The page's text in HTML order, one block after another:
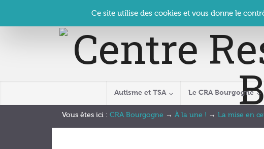
Contact Se connecter | CRA Bourgogne – Le Clos
Autisme et TSA Le CRA Bourgogne
Vous êtes ici : CRA Bourgogne → À la une ! → La mise en
Ce site utilise des cookies et vous donne le